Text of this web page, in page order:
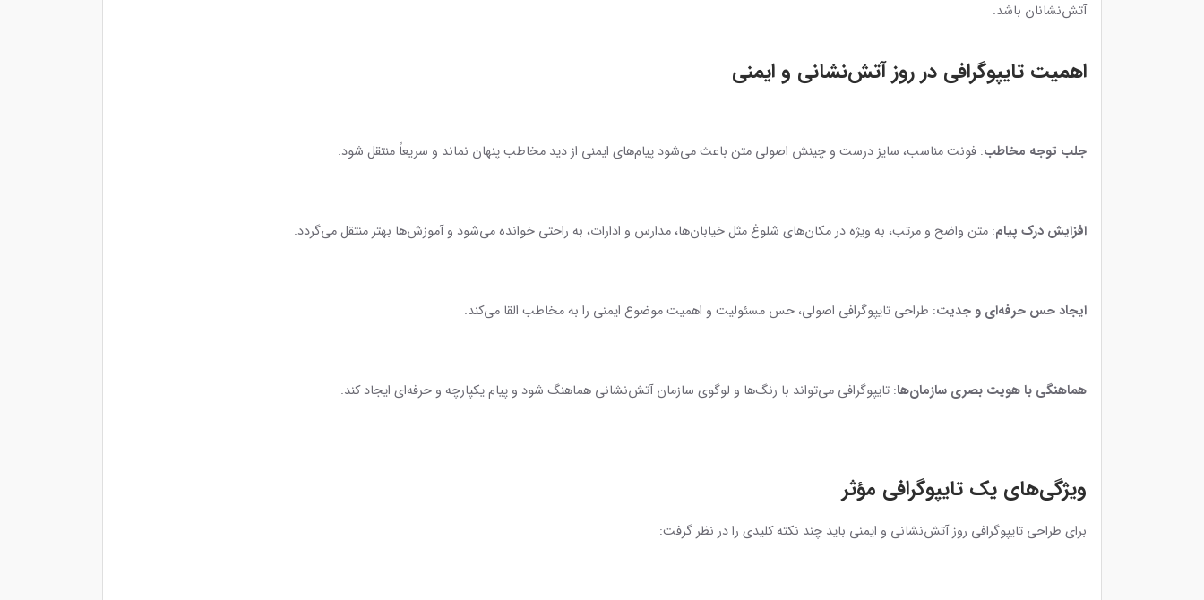
آتش‌نشانان باشد.
اهمیت تایپوگرافی در روز آتش‌نشانی و ایمنی
جلب توجه مخاطب: فونت مناسب، سایز درست و چینش اصولی متن باعث می‌شود پیام‌های ایمنی از دید مخاطب پنهان نماند و سریعاً منتقل شود.
افزایش درک پیام: متن واضح و مرتب، به ویژه در مکان‌های شلوغ مثل خیابان‌ها، مدارس و ادارات، به راحتی خوانده می‌شود و آموزش‌ها بهتر منتقل می‌گردد.
ایجاد حس حرفه‌ای و جدیت: طراحی تایپوگرافی اصولی، حس مسئولیت و اهمیت موضوع ایمنی را به مخاطب القا می‌کند.
هماهنگی با هویت بصری سازمان‌ها: تایپوگرافی می‌تواند با رنگ‌ها و لوگوی سازمان آتش‌نشانی هماهنگ شود و پیام یکپارچه و حرفه‌ای ایجاد کند.
ویژگی‌های یک تایپوگرافی مؤثر
برای طراحی تایپوگرافی روز آتش‌نشانی و ایمنی باید چند نکته کلیدی را در نظر گرفت: